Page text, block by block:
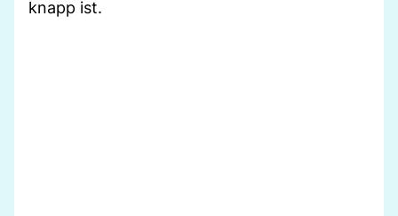
knapp ist.